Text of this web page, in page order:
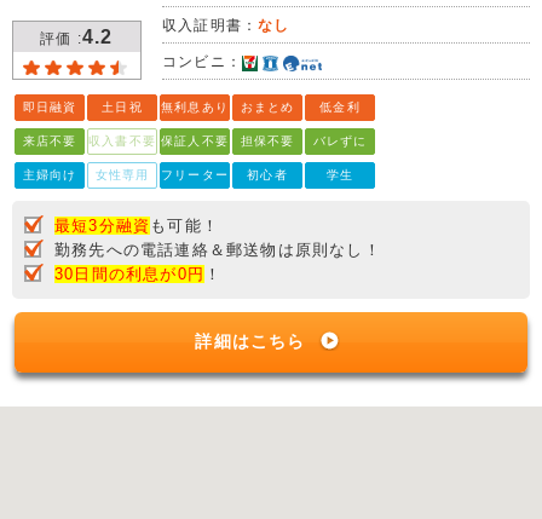
評価 :4.2
収入証明書：なし
コンビニ：
即日融資 土日祝 無利息あり おまとめ 低金利
来店不要 収入書不要 保証人不要 担保不要 バレずに
主婦向け 女性専用 フリーター 初心者 学生
最短3分融資 も可能！
勤務先への電話連絡＆郵送物は原則なし！
30日間の利息が0円 ！
詳細はこちら